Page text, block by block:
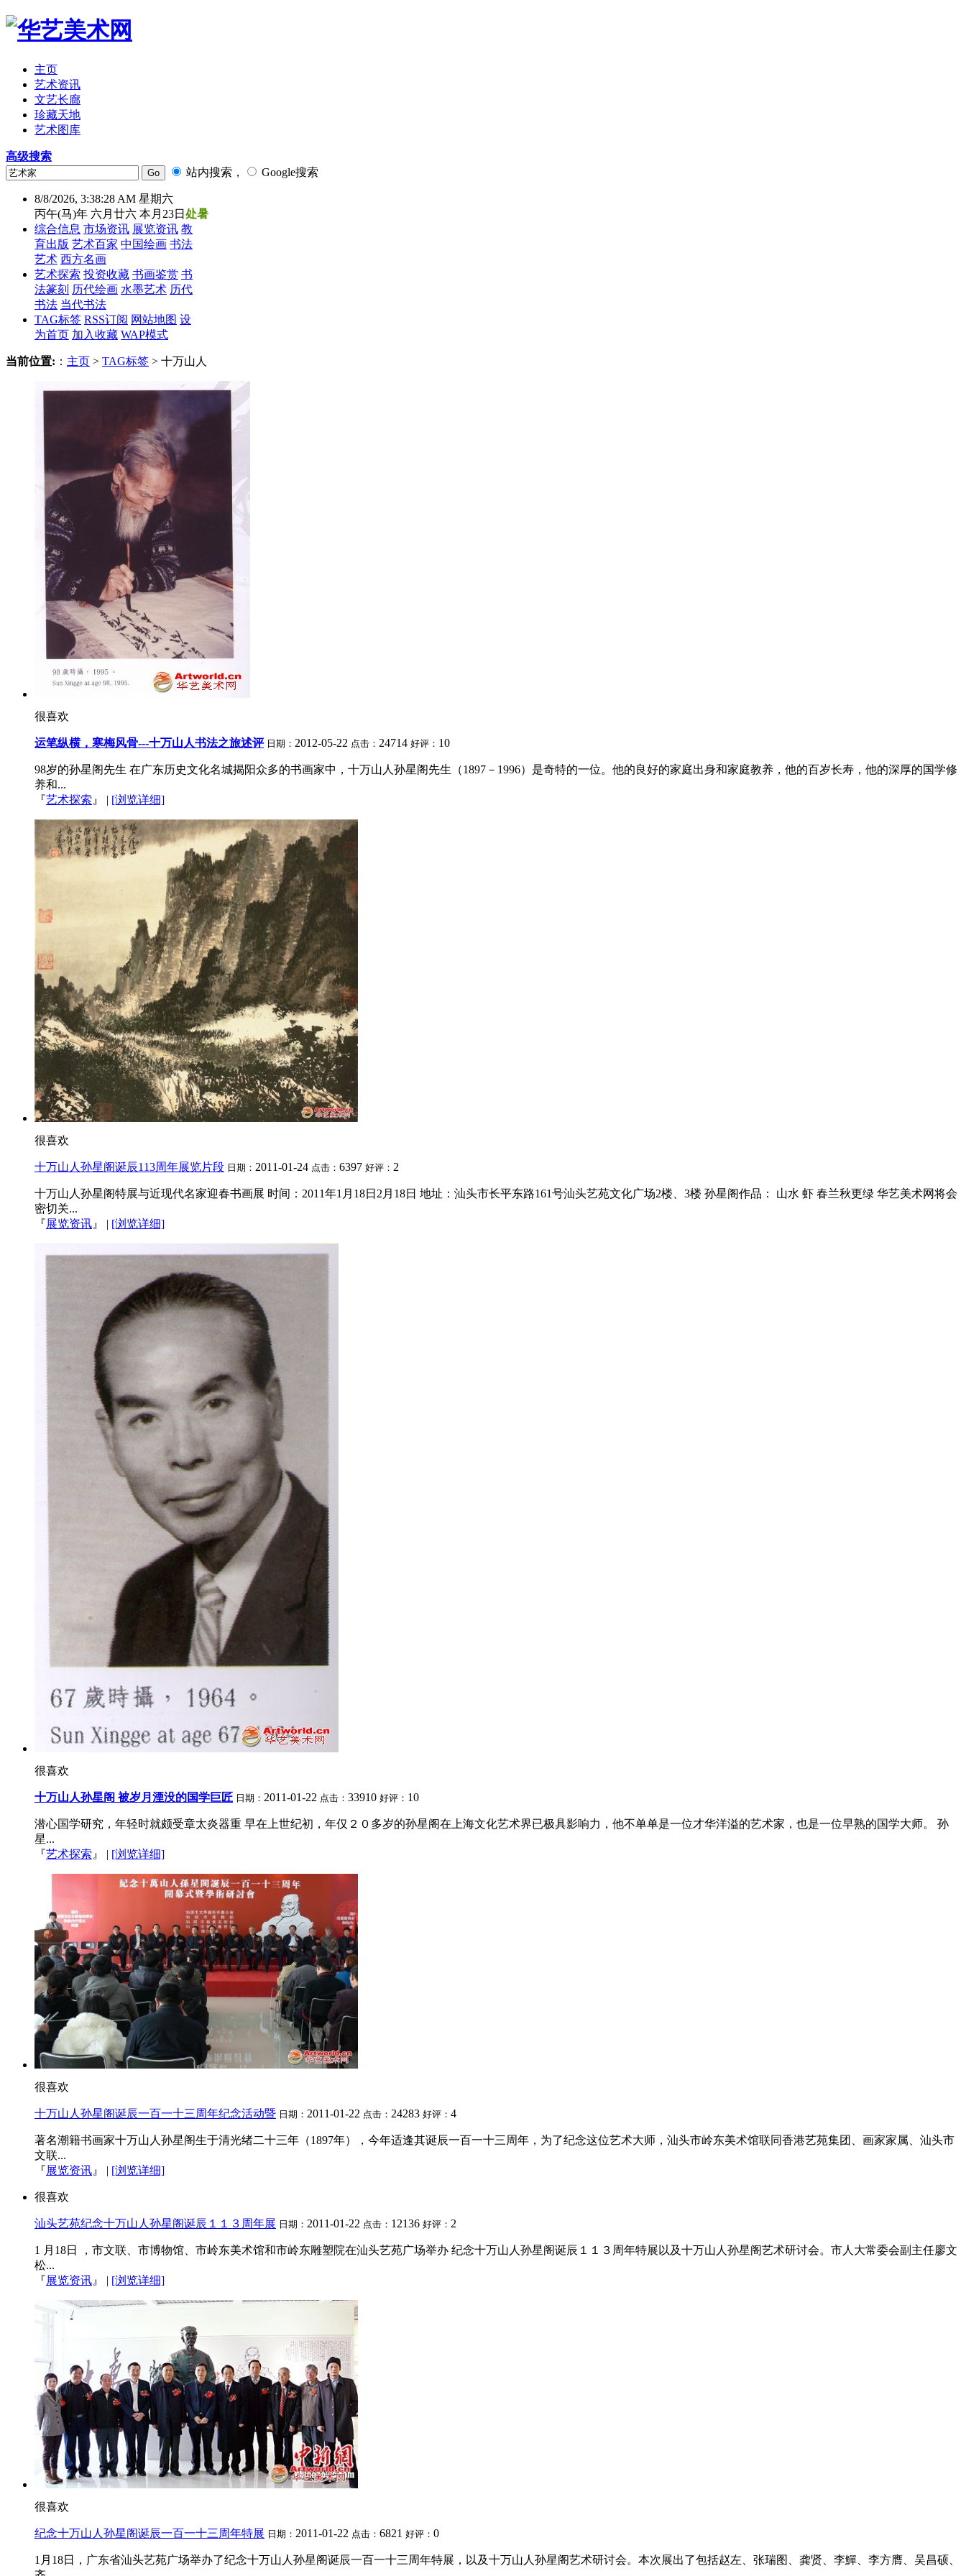
主页
艺术资讯
文艺长廊
珍藏天地
艺术图库
高级搜索
站内搜索，
Google搜索
8/8/2026, 3:38:29 AM 星期六
丙午(马)年 六月廿六 本月23日 处暑
综合信息 市场资讯 展览资讯 教
育出版 艺术百家 中国绘画 书法
艺术 西方名画
艺术探索 投资收藏 书画鉴赏 书
法篆刻 历代绘画 水墨艺术 历代
书法 当代书法
TAG标签 RSS订阅 网站地图 设
为首页 加入收藏 WAP模式
当前位置: ： 主页 > TAG标签 > 十万山人
很喜欢
运笔纵横，寒梅风骨---十万山人书法之旅述评 日期： 2012-05-22 点击： 24714 好评： 10
98岁的孙星阁先生 在广东历史文化名城揭阳众多的书画家中，十万山人孙星阁先生（1897－1996）是奇特的一位。他的良好的家庭出身和家庭教养，他的百岁长寿，他的深厚的国学修
养和...
『艺术探索 』 | [浏览详细]
很喜欢
十万山人孙星阁诞辰113周年展览片段 日期： 2011-01-24 点击： 6397 好评： 2
十万山人孙星阁特展与近现代名家迎春书画展 时间：2011年1月18日2月18日 地址：汕头市长平东路161号汕头艺苑文化广场2楼、3楼 孙星阁作品： 山水 虾 春兰秋更绿 华艺美术网将会
密切关...
『展览资讯 』 | [浏览详细]
很喜欢
十万山人孙星阁 被岁月湮没的国学巨匠 日期： 2011-01-22 点击： 33910 好评： 10
潜心国学研究，年轻时就颇受章太炎器重 早在上世纪初，年仅２０多岁的孙星阁在上海文化艺术界已极具影响力，他不单单是一位才华洋溢的艺术家，也是一位早熟的国学大师。 孙
星...
『艺术探索 』 | [浏览详细]
很喜欢
十万山人孙星阁诞辰一百一十三周年纪念活动暨 日期： 2011-01-22 点击： 24283 好评： 4
著名潮籍书画家十万山人孙星阁生于清光绪二十三年（1897年），今年适逢其诞辰一百一十三周年，为了纪念这位艺术大师，汕头市岭东美术馆联同香港艺苑集团、画家家属、汕头市
文联...
『展览资讯 』 | [浏览详细]
很喜欢
汕头艺苑纪念十万山人孙星阁诞辰１１３周年展 日期： 2011-01-22 点击： 12136 好评： 2
1 月18日 ，市文联、市博物馆、市岭东美术馆和市岭东雕塑院在汕头艺苑广场举办 纪念十万山人孙星阁诞辰１１３周年特展以及十万山人孙星阁艺术研讨会。市人大常委会副主任廖文
松...
『展览资讯 』 | [浏览详细]
很喜欢
纪念十万山人孙星阁诞辰一百一十三周年特展 日期： 2011-01-22 点击： 6821 好评： 0
1月18日，广东省汕头艺苑广场举办了纪念十万山人孙星阁诞辰一百一十三周年特展，以及十万山人孙星阁艺术研讨会。本次展出了包括赵左、张瑞图、龚贤、李鱓、李方膺、吴昌硕、